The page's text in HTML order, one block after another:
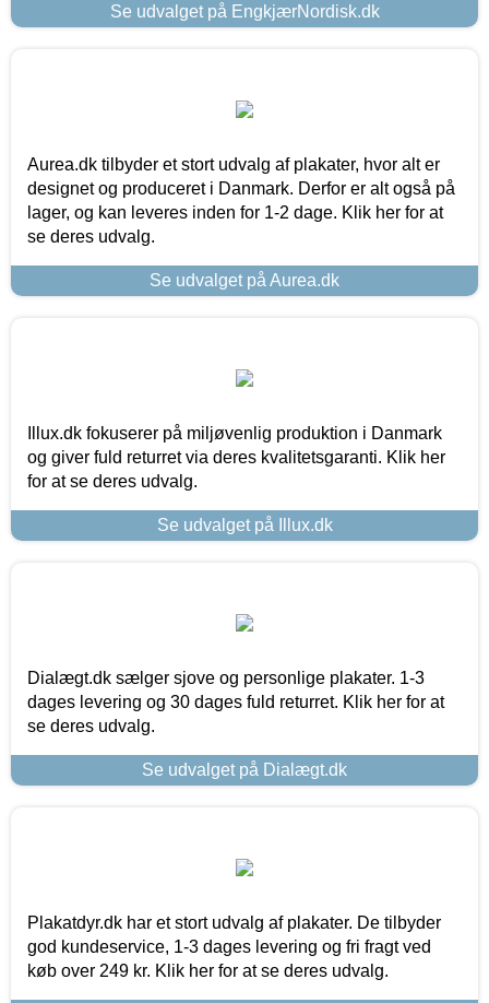
Se udvalget på EngkjærNordisk.dk
Aurea.dk tilbyder et stort udvalg af plakater, hvor alt er
designet og produceret i Danmark. Derfor er alt også på
lager, og kan leveres inden for 1-2 dage. Klik her for at
se deres udvalg.
Se udvalget på Aurea.dk
Illux.dk fokuserer på miljøvenlig produktion i Danmark
og giver fuld returret via deres kvalitetsgaranti. Klik her
for at se deres udvalg.
Se udvalget på Illux.dk
Dialægt.dk sælger sjove og personlige plakater. 1-3
dages levering og 30 dages fuld returret. Klik her for at
se deres udvalg.
Se udvalget på Dialægt.dk
Plakatdyr.dk har et stort udvalg af plakater. De tilbyder
god kundeservice, 1-3 dages levering og fri fragt ved
køb over 249 kr. Klik her for at se deres udvalg.